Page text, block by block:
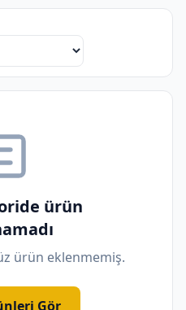
ürün
ürün eklenmemiş.
Gör